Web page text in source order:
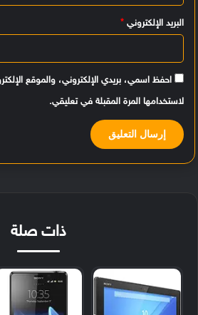
البريد الإلكتروني *
احفظ اسمي، بريدي الإلكتروني، والموقع
لاستخدامها المرة المقبلة في تعليقي.
ذات صلة